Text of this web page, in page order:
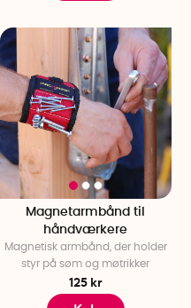
Magnetarmbånd til
håndværkere
Magnetisk armbånd, der holder
styr på søm og møtrikker
125 kr